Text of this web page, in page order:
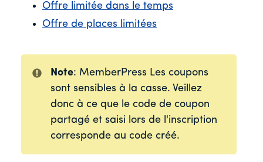
Offre limitée dans le temps
Offre de places limitées
Note: MemberPress Les coupons
sont sensibles à la casse. Veillez
donc à ce que le code de coupon
partagé et saisi lors de l'inscription
corresponde au code créé.